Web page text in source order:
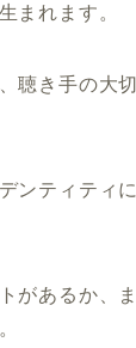
まれます。
聴き手の大
ンティティ
があるか、